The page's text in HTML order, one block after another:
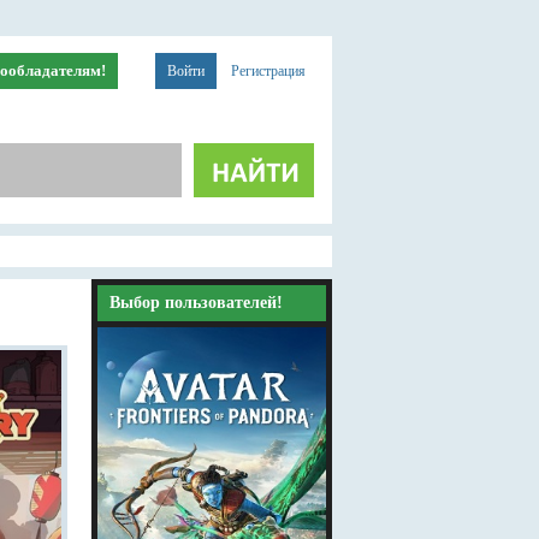
Войти Регистрация
Выбор пользователей!